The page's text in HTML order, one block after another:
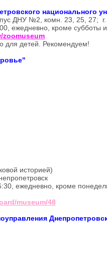
национального
ДНУ №2, комн. 23, 25, 27;
ежедневно, кроме субботы и
zoomuseum
для детей. Рекомендуем!
историей)
ежедневно, кроме
museum/48